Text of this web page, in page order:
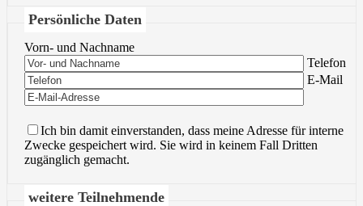
Persönliche Daten
Vorn- und Nachname
Bitte lasse
Telefon
Bitte lasse
E-Mail
Ich bin damit einverstanden, dass meine Adresse für interne
Zwecke gespeichert wird. Sie wird in keinem Fall Dritten
zugänglich gemacht.
weitere Teilnehmende